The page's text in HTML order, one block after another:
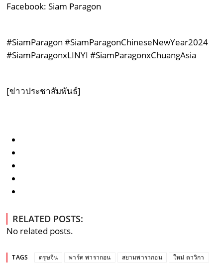
Facebook: Siam Paragon
#SiamParagon #SiamParagonChineseNewYear2024
#SiamParagonxLINYI #SiamParagonxChuangAsia
[ข่าวประชาสัมพันธ์]
RELATED POSTS:
No related posts.
TAGS ตรุษจีน พาร์ค พารากอน สยามพารากอน ใหม่ ดาวิกา